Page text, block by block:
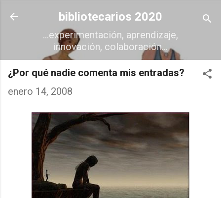
Ir al contenido principal
bibliotecarios 2020
...experimentación, aprendizaje,
innovación, colaboración...
¿Por qué nadie comenta mis entradas?
enero 14, 2008